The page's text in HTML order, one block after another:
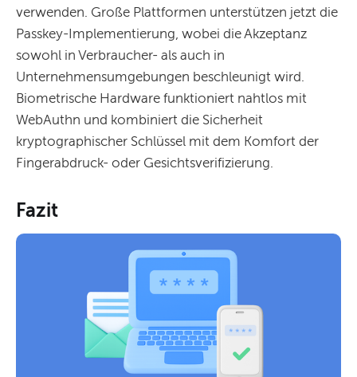
verwenden. Große Plattformen unterstützen jetzt die
Passkey-Implementierung, wobei die Akzeptanz
sowohl in Verbraucher- als auch in
Unternehmensumgebungen beschleunigt wird.
Biometrische Hardware funktioniert nahtlos mit
WebAuthn und kombiniert die Sicherheit
kryptographischer Schlüssel mit dem Komfort der
Fingerabdruck- oder Gesichtsverifizierung.
Fazit